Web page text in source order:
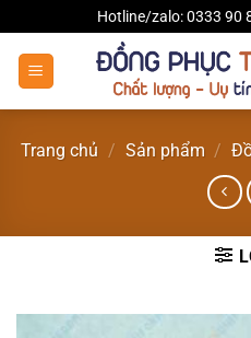
qua
dung
Hotline/zalo: 0333 90
Trang chủ / Sản phẩm /